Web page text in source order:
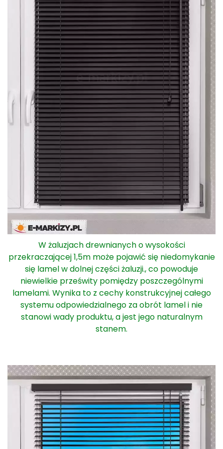
W żaluzjach drewnianych o wysokości
przekraczającej 1,5m może pojawić się niedomykanie
się lamel w dolnej części żaluzji., co powoduje
niewielkie prześwity pomiędzy poszczególnymi
lamelami. Wynika to z cechy konstrukcyjnej całego
systemu odpowiedzialnego za obrót lamel i nie
stanowi wady produktu, a jest jego naturalnym
stanem.